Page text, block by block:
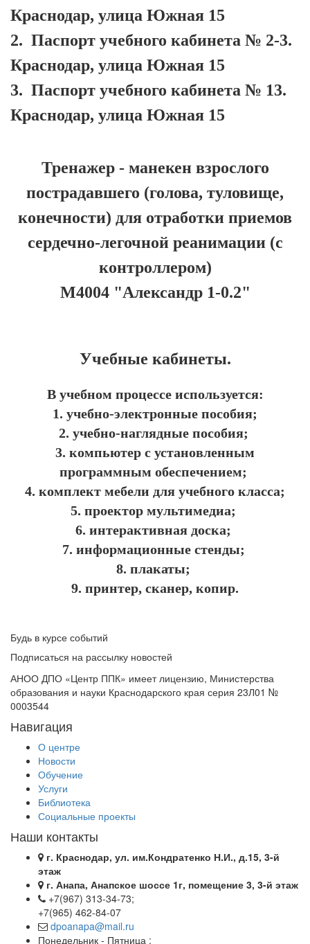
Краснодар, улица Южная 15
2. Паспорт учебного кабинета № 2-3.
Краснодар, улица Южная 15
3. Паспорт учебного кабинета № 13.
Краснодар, улица Южная 15
Тренажер - манекен взрослого
пострадавшего (голова, туловище,
конечности) для отработки приемов
сердечно-легочной реанимации (с
контроллером)
М4004 "Александр 1-0.2"
Учебные кабинеты.
В учебном процессе используется:
1. учебно-электронные пособия;
2. учебно-наглядные пособия;
3. компьютер с установленным
программным обеспечением;
4. комплект мебели для учебного класса;
5. проектор мультимедиа;
6. интерактивная доска;
7. информационные стенды;
8. плакаты;
9. принтер, сканер, копир.
Будь в курсе событий
Подписаться на рассылку новостей
АНОО ДПО «Центр ППК» имеет лицензию, Министерства
образования и науки Краснодарского края серия 23Л01 №
0003544
Навигация
О центре
Новости
Обучение
Услуги
Библиотека
Социальные проекты
Наши контакты
г. Краснодар, ул. им.Кондратенко Н.И., д.15, 3-й
этаж
г. Анапа, Анапское шоссе 1г, помещение 3, 3-й этаж
+7(967) 313-34-73;
+7(965) 462-84-07
dpoanapa@mail.ru
Понедельник - Пятница :